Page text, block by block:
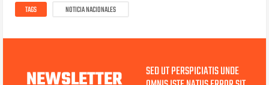
TAGS NOTICIA NACIONALES
SED UT PERSPICIATIS UNDE